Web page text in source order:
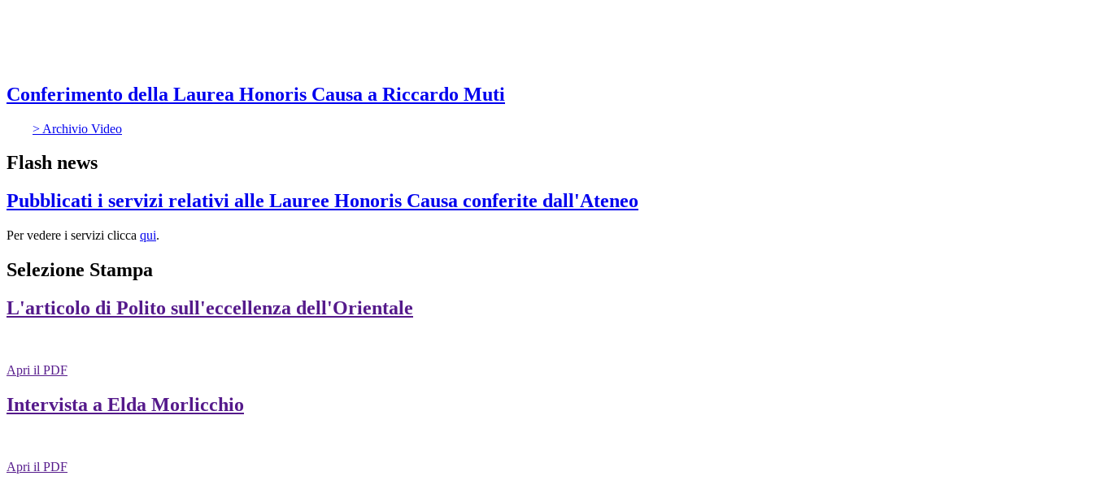
Conferimento della Laurea Honoris Causa a Riccardo Muti
> Archivio Video
Flash news
Pubblicati i servizi relativi alle Lauree Honoris Causa conferite dall'Ateneo
Per vedere i servizi clicca qui.
Selezione Stampa
L'articolo di Polito sull'eccellenza dell'Orientale
Apri il PDF
Intervista a Elda Morlicchio
Apri il PDF